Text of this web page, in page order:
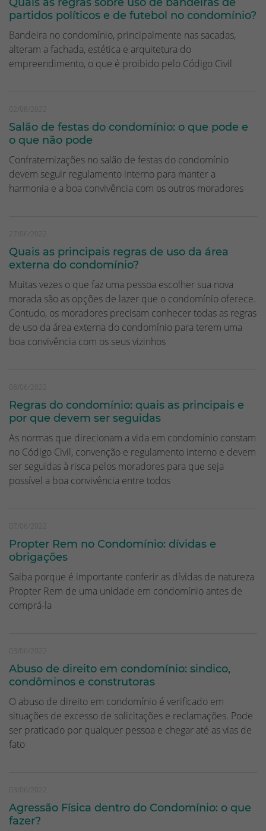
partidos políticos e de futebol no condomínio?
Bandeira no condomínio, principalmente nas sacadas,
alteram a fachada, estética e arquitetura do
empreendimento, o que é proibido pelo Código Civil
02/08/2022
Salão de festas do condomínio: o que pode e
o que não pode
Confraternizações no salão de festas do condomínio
devem seguir regulamento interno para manter a
harmonia e a boa convivência com os outros moradores
27/06/2022
Quais as principais regras de uso da área
externa do condomínio?
Muitas vezes o que faz uma pessoa escolher sua nova
morada são as opções de lazer que o condomínio oferece.
Contudo, os moradores precisam conhecer todas as regras
de uso da área externa do condomínio para terem uma
boa convivência com os seus vizinhos
08/06/2022
Regras do condomínio: quais as principais e
por que devem ser seguidas
As normas que direcionam a vida em condomínio constam
no Código Civil, convenção e regulamento interno e devem
ser seguidas à risca pelos moradores para que seja
possível a boa convivência entre todos
07/06/2022
Propter Rem no Condomínio: dívidas e
obrigações
Saiba porque é importante conferir as dívidas de natureza
Propter Rem de uma unidade em condomínio antes de
comprá-la
03/06/2022
Abuso de direito em condomínio: sindico,
condôminos e construtoras
O abuso de direito em condomínio é verificado em
situações de excesso de solicitações e reclamações. Pode
ser praticado por qualquer pessoa e chegar até as vias de
fato
03/06/2022
Agressão Física dentro do Condomínio: o que
fazer?